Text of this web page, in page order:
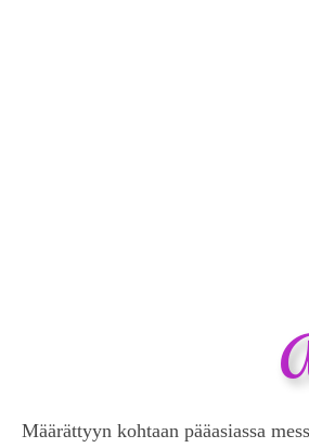
Määrättyyn kohtaan pääasiassa